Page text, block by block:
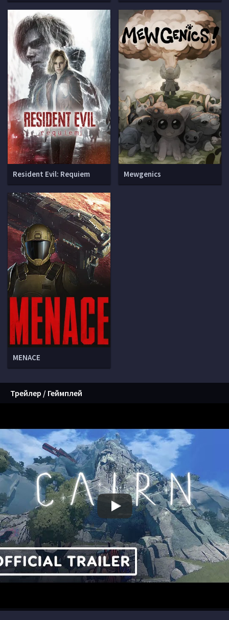
Resident Evil: Requiem Mewgenics
MENACE
Трейлер / Геймплей